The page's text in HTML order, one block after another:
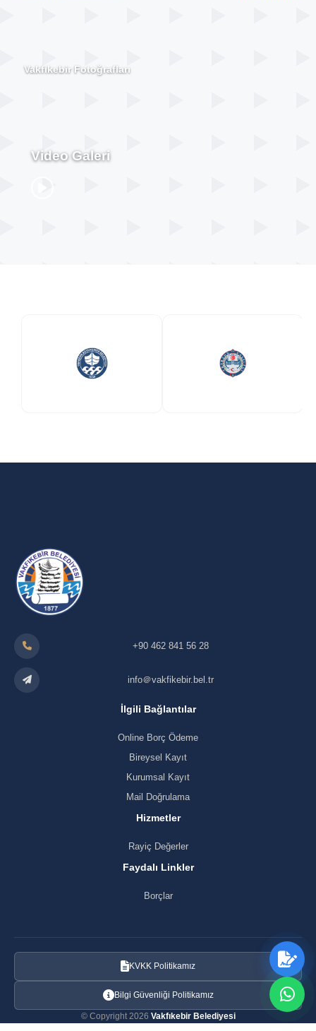
Vakfıkebir Fotoğrafları
Video Galeri
+90 462 841 56 28
info＠vakfikebir.bel.tr
İlgili Bağlantılar
Online Borç Ödeme
Bireysel Kayıt
Kurumsal Kayıt
Mail Doğrulama
Hizmetler
Rayiç Değerler
Faydalı Linkler
Borçlar
KVKK Politikamız
Bilgi Güvenliği Politikamız
© Copyright 2026 Vakfıkebir Belediyesi